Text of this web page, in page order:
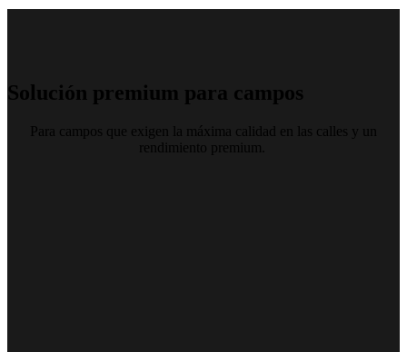
Solución premium para campos
Para campos que exigen la máxima calidad en las calles y un
rendimiento premium.